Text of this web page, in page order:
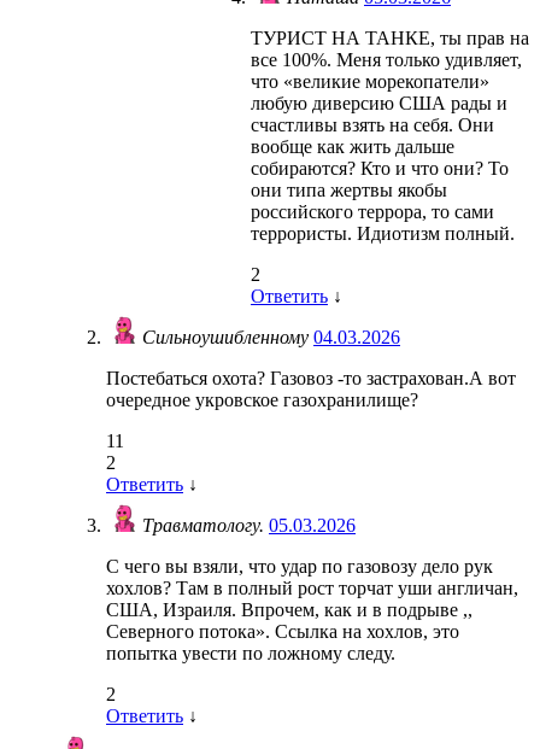
ТУРИСТ НА ТАНКЕ, ты прав на
все 100%. Меня только удивляет,
что «великие морекопатели»
любую диверсию США рады и
счастливы взять на себя. Они
вообще как жить дальше
собираются? Кто и что они? То
они типа жертвы якобы
российского террора, то сами
террористы. Идиотизм полный.
2
Ответить ↓
Сильноушибленному 04.03.2026
Постебаться охота? Газовоз -то застрахован.А вот
очередное укровское газохранилище?
11
2
Ответить ↓
Травматологу. 05.03.2026
С чего вы взяли, что удар по газовозу дело рук
хохлов? Там в полный рост торчат уши англичан,
США, Израиля. Впрочем, как и в подрыве ,,
Северного потока». Ссылка на хохлов, это
попытка увести по ложному следу.
2
Ответить ↓